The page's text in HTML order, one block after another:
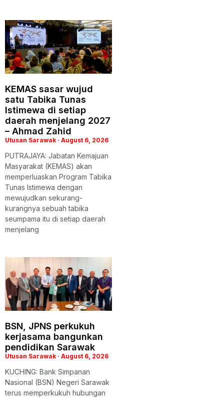
KEMAS sasar wujud
satu Tabika Tunas
Istimewa di setiap
daerah menjelang 2027
– Ahmad Zahid
Utusan Sarawak August 6, 2026
PUTRAJAYA: Jabatan Kemajuan
Masyarakat (KEMAS) akan
memperluaskan Program Tabika
Tunas Istimewa dengan
mewujudkan sekurang-
kurangnya sebuah tabika
seumpama itu di setiap daerah
menjelang
BSN, JPNS perkukuh
kerjasama bangunkan
pendidikan Sarawak
Utusan Sarawak August 6, 2026
KUCHING: Bank Simpanan
Nasional (BSN) Negeri Sarawak
terus memperkukuh hubungan